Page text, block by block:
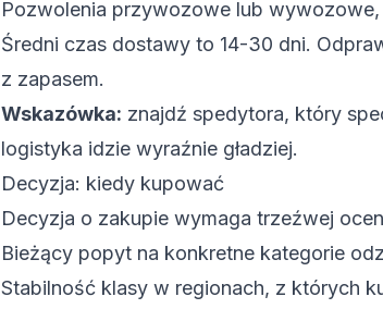
Pozwolenia przywozowe lub wywozowe,
Średni czas dostawy to 14-30 dni.
z zapasem.
Wskazówka: znajdź spedytora, który
logistyka idzie wyraźnie gładziej.
Decyzja: kiedy kupować
Decyzja o zakupie wymaga trzeźwej
Bieżący popyt na konkretne kategorie
Stabilność klasy w regionach, z których